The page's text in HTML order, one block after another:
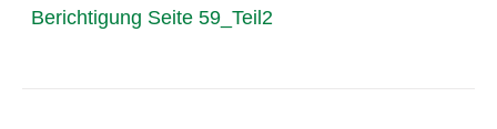
Berichtigung Seite 59_Teil2